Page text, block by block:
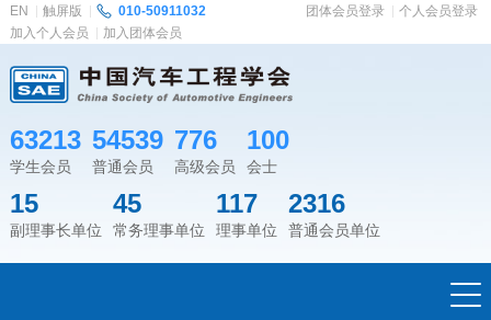
EN 触屏版 010-50911032 团体会员登录
个人会员登录
加入个人会员
加入团体会员
63213
学生会员
54539
普通会员
776
高级会员
100
会士
15
副理事长单位
45
常务理事单位
117
理事单位
2316
普通会员单位